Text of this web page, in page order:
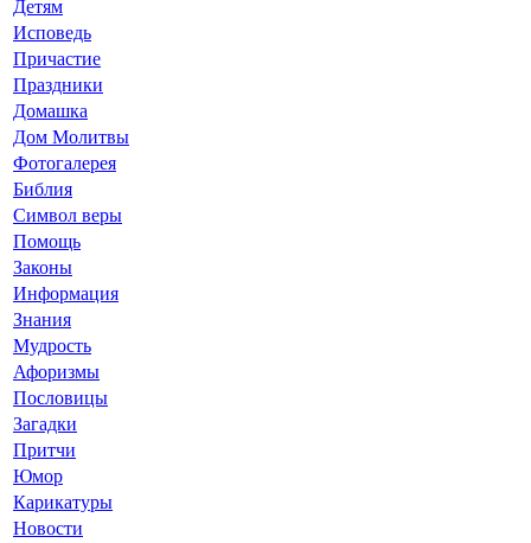
Детям
Исповедь
Причастие
Праздники
Домашка
Дом Молитвы
Фотогалерея
Библия
Символ веры
Помощь
Законы
Информация
Знания
Мудрость
Афоризмы
Пословицы
Загадки
Притчи
Юмор
Карикатуры
Новости